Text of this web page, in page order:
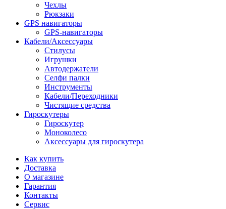
Чехлы
Рюкзаки
GPS навигаторы
GPS-навигаторы
Кабели/Аксессуары
Стилусы
Игрушки
Автодержатели
Селфи палки
Инструменты
Кабели/Переходники
Чистящие средства
Гироскутеры
Гироскутер
Моноколесо
Аксессуары для гироскутера
Как купить
Доставка
О магазине
Гарантия
Контакты
Сервис